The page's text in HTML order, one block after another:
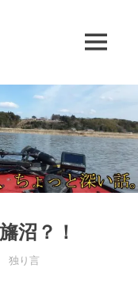
MENU
沼？！
独り言